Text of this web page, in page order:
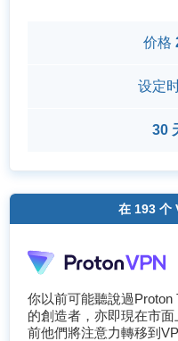
价格
设定
30
在 193 个
你以前可能聽說過Proton
的創造者，亦即現在市
前他們將注意力轉移到